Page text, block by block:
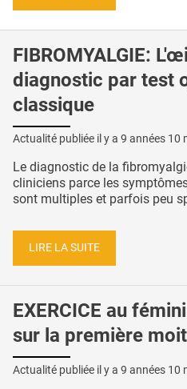
FIBROMYALGIE:
diagnostic par test
classique
Actualité publiée il y a 9 années 10
Le diagnostic de la
cliniciens parce les
sont multiples et parfois peu
LIRE LA SUITE
EXERCICE au
sur la première
Actualité publiée il y a 9 années 10